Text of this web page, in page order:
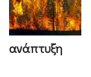
ανάπτυξη